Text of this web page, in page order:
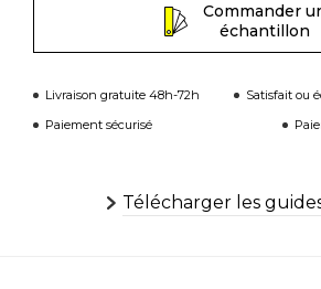
Commander
échantillon
Livraison gratuite 48h-72h
Satisfait ou
Paiement sécurisé
Télécharger les